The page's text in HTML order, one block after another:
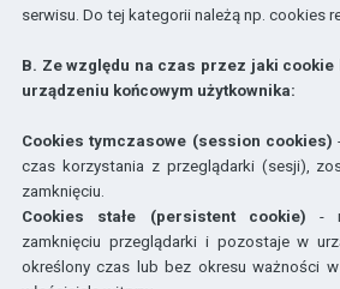
serwisu. Do tej kategorii należą np. cookies
B. Ze względu na czas przez jaki
urządzeniu końcowym użytkownika:
Cookies tymczasowe (session cookies)
czas korzystania z przeglądarki (sesji),
zamknięciu.
Cookies stałe (persistent cookie) -
zamknięciu przeglądarki i pozostaje w
określony czas lub bez okresu ważności